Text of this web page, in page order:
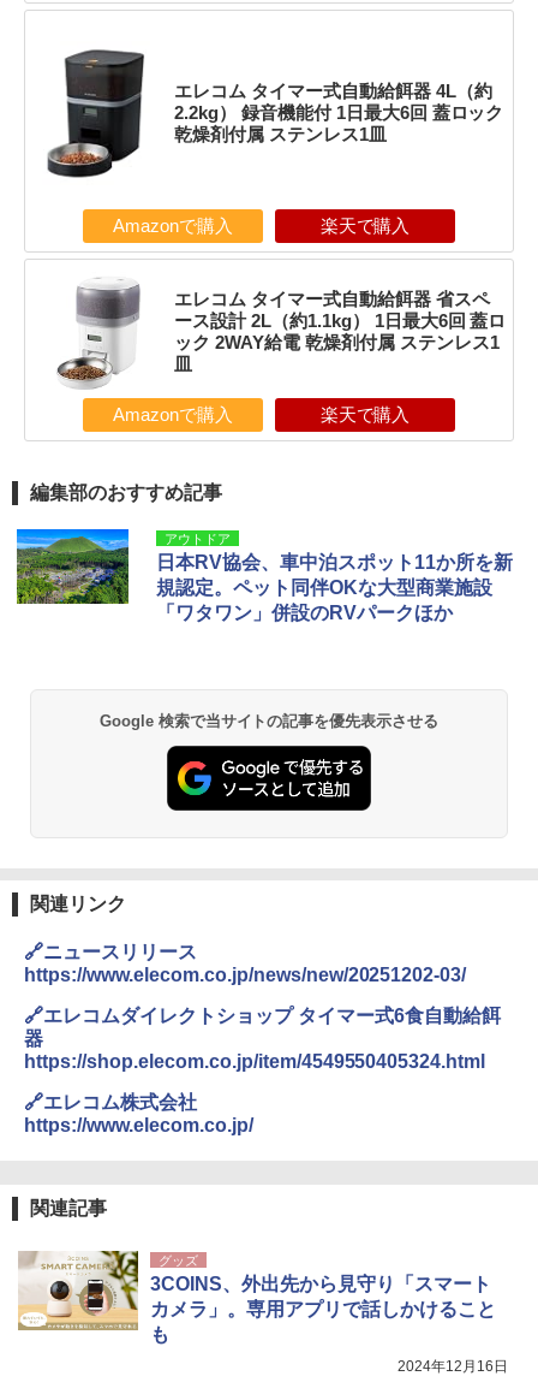
エレコム タイマー式自動給餌器 4L（約
2.2kg） 録音機能付 1日最大6回 蓋ロック
乾燥剤付属 ステンレス1皿
Amazonで購入 楽天で購入
エレコム タイマー式自動給餌器 省スペ
ース設計 2L（約1.1kg） 1日最大6回 蓋ロ
ック 2WAY給電 乾燥剤付属 ステンレス1
皿
Amazonで購入 楽天で購入
編集部のおすすめ記事
アウトドア
日本RV協会、車中泊スポット11か所を新
規認定。ペット同伴OKな大型商業施設
「ワタワン」併設のRVパークほか
Google 検索で当サイトの記事を優先表示させる
関連リンク
🔗ニュースリリース
https://www.elecom.co.jp/news/new/20251202-03/
🔗エレコムダイレクトショップ タイマー式6食自動給餌
器
https://shop.elecom.co.jp/item/4549550405324.html
🔗エレコム株式会社
https://www.elecom.co.jp/
関連記事
グッズ
3COINS、外出先から見守り「スマート
カメラ」。専用アプリで話しかけること
も
2024年12月16日